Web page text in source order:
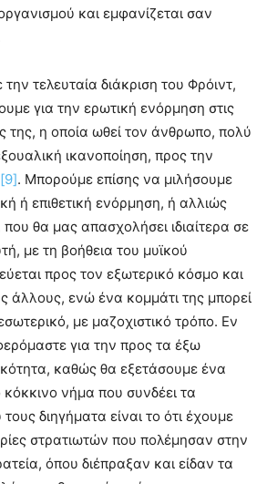
και εμφανίζεται σαν
τελευταία διάκριση του Φρόιντ,
για την ερωτική ενόρμηση στις
της, η οποία ωθεί τον άνθρωπο, πολύ
ικανοποίηση, προς την
[9]. Μπορούμε επίσης να μιλήσουμε
ή επιθετική ενόρμηση, ή αλλιώς
θα μας απασχολήσει ιδιαίτερα σε
με τη βοήθεια του μυϊκού
προς τον εξωτερικό κόσμο και
άλλους, ενώ ένα κομμάτι της μπορεί
με μαζοχιστικό τρόπο. Εν
για την προς τα έξω
καθώς θα εξετάσουμε ένα
κόκκινο νήμα που συνδέει τα
διηγήματα είναι το ότι έχουμε
στρατιωτών που πολέμησαν στην
όπου διέπραξαν και είδαν τα